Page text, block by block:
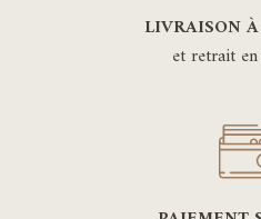
LIVRAISON
et retrait